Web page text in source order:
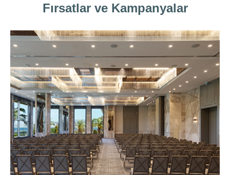
Fırsatlar ve Kampanyalar